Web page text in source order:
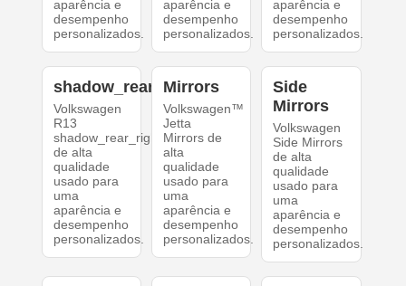
aparência e
desempenho
personalizados.
aparência e
desempenho
personalizados.
aparência e
desempenho
personalizados.
shadow_rear_right
Volkswagen
R13
shadow_rear_right
de alta
qualidade
usado para
uma
aparência e
desempenho
personalizados.
Mirrors
Volkswagen™
Jetta
Mirrors de
alta
qualidade
usado para
uma
aparência e
desempenho
personalizados.
Side
Mirrors
Volkswagen
Side Mirrors
de alta
qualidade
usado para
uma
aparência e
desempenho
personalizados.